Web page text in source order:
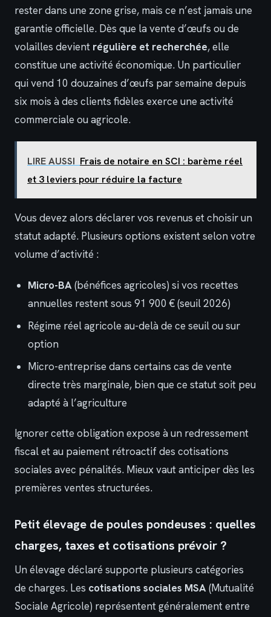
rester dans une zone grise, mais ce n’est jamais une
garantie officielle. Dès que la vente d’œufs ou de
volailles devient régulière et recherchée, elle
constitue une activité économique. Un particulier
qui vend 10 douzaines d’œufs par semaine depuis
six mois à des clients fidèles exerce une activité
commerciale ou agricole.
LIRE AUSSI Frais de notaire en SCI : barème réel
et 3 leviers pour réduire la facture
Vous devez alors déclarer vos revenus et choisir un
statut adapté. Plusieurs options existent selon votre
volume d’activité :
Micro-BA(bénéfices agricoles) si vos recettes
annuelles restent sous 91 900 € (seuil 2026)
Régime réel agricole au-delà de ce seuil ou sur
option
Micro-entreprise dans certains cas de vente
directe très marginale, bien que ce statut soit peu
adapté à l’agriculture
Ignorer cette obligation expose à un redressement
fiscal et au paiement rétroactif des cotisations
sociales avec pénalités. Mieux vaut anticiper dès les
premières ventes structurées.
Petit élevage de poules pondeuses : quelles
charges, taxes et cotisations prévoir ?
Un élevage déclaré supporte plusieurs catégories
de charges. Les cotisations sociales MSA(Mutualité
Sociale Agricole) représentent généralement entre